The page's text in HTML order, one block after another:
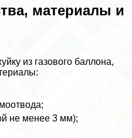
материалы и
из газового баллона,
не менее 3 мм);